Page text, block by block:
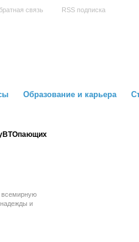
связь RSS подписка
Образование и карьера
всемирную
надежды и